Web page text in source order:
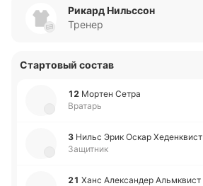
Рикард Нильссон
Тренер
Стартовый состав
12 Мортен Сетра
Вратарь
3 Нильс Эрик Оскар Хе­де­нквист
Защитник
21 Ханс Але­кса­ндер Альмквист